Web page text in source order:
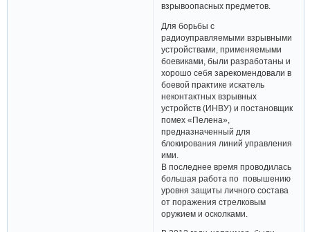
взрывоопасных предметов.
Для борьбы с
радиоуправляемыми взрывными
устройствами, применяемыми
боевиками, были разработаны и
хорошо себя зарекомендовали в
боевой практике искатель
неконтактных взрывных
устройств (ИНВУ) и постановщик
помех «Пелена»,
предназначенный для
блокирования линий управления
ими.
В последнее время проводилась
большая работа по повышению
уровня защиты личного состава
от поражения стрелковым
оружием и осколками.